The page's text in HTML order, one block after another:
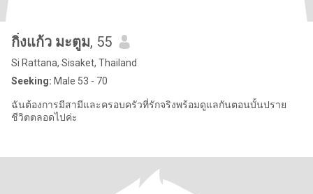
กิ่งแก้ว มะตูม, 55
Si Rattana, Sisaket, Thailand
Seeking: Male 53 - 70
ฉันต้องการมีสามีและครอบครัวที่รักจริงพร้อมดูแลกันตอนบั้นปราย
ชีวิตตลอดไปค่ะ